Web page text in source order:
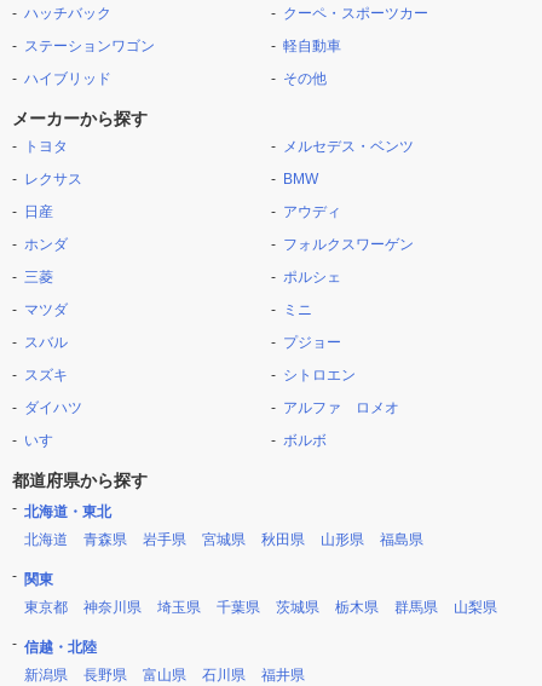
ハッチバック
ステーションワゴン
ハイブリッド
クーペ・スポーツカー
軽自動車
その他
メーカーから探す
トヨタ
レクサス
日産
ホンダ
三菱
マツダ
スバル
スズキ
ダイハツ
いすゞ
メルセデス・ベンツ
BMW
アウディ
フォルクスワーゲン
ポルシェ
ミニ
プジョー
シトロエン
アルファ ロメオ
ボルボ
都道府県から探す
北海道・東北
北海道
青森県 岩手県 宮城県 秋田県 山形県 福島県
関東
東京都
神奈川県 埼玉県 千葉県 茨城県 栃木県 群馬県 山梨県
信越・北陸
新潟県
長野県 富山県 石川県 福井県